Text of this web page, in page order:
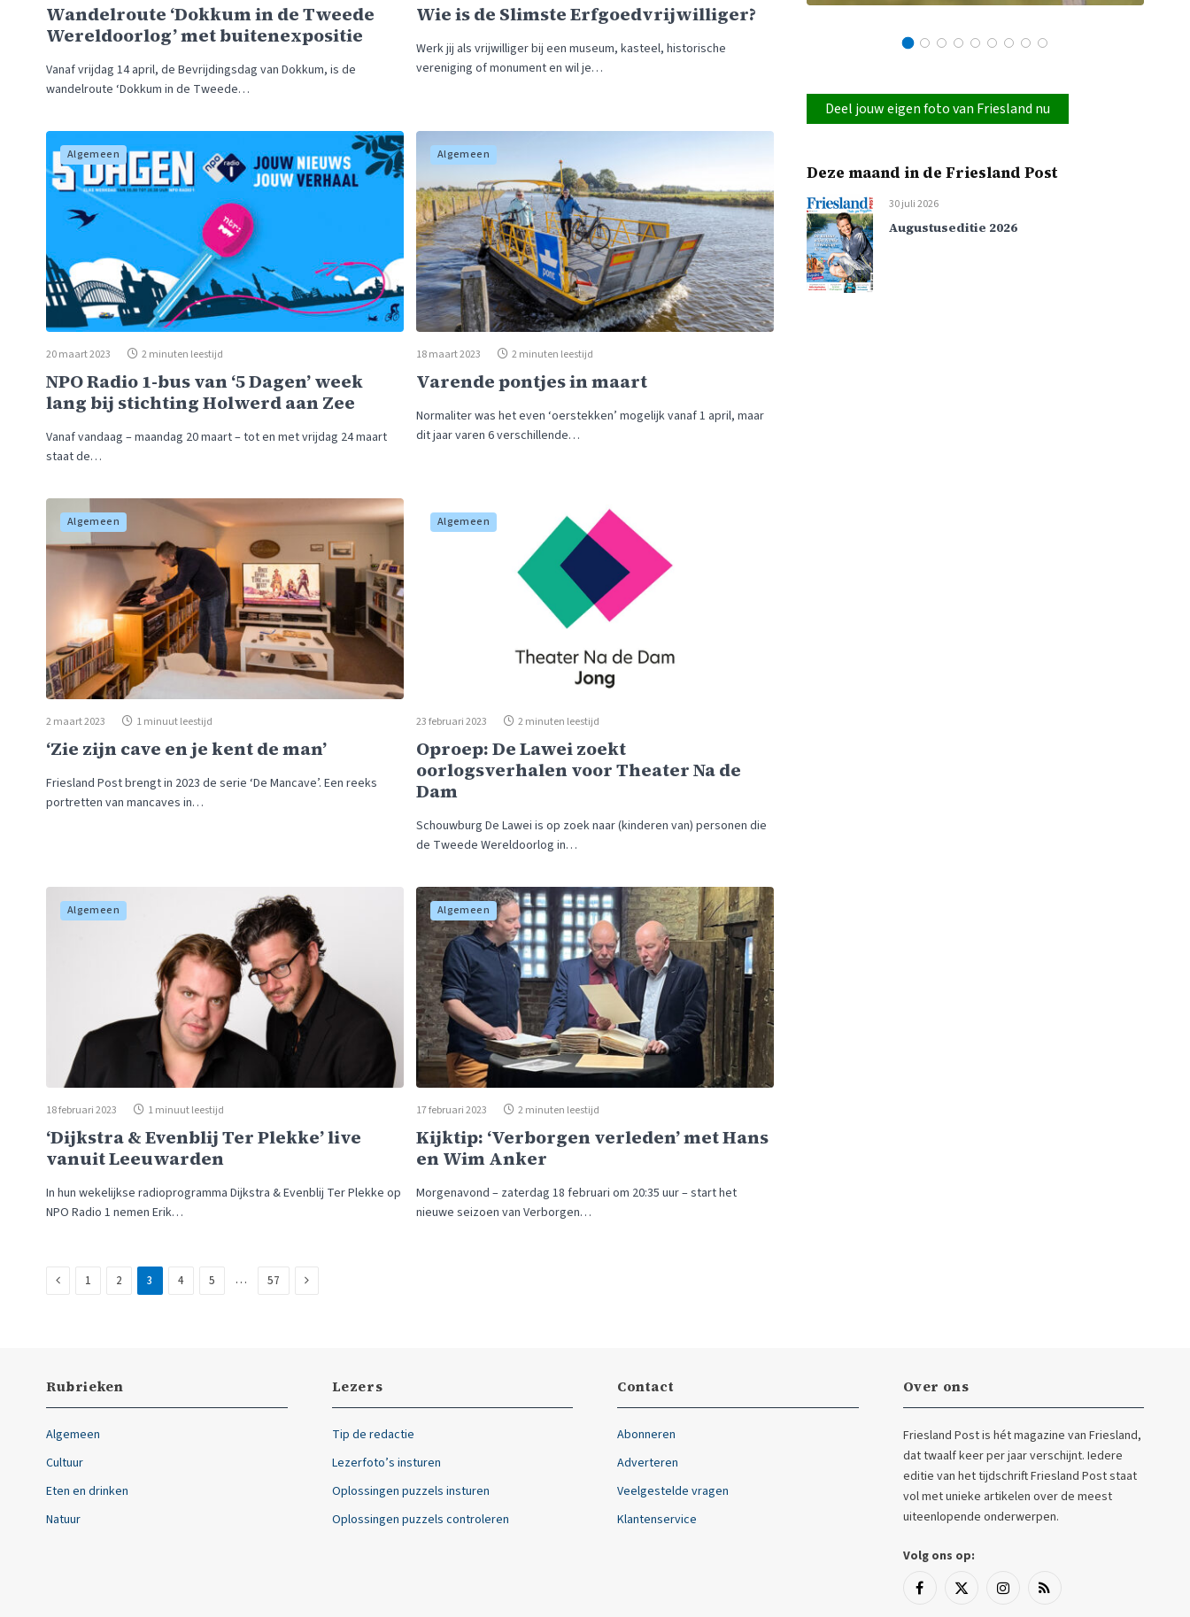
Wandelroute ‘Dokkum in de Tweede
Wereldoorlog’ met buitenexpositie
Vanaf vrijdag 14 april, de Bevrijdingsdag van Dokkum, is de
wandelroute ‘Dokkum in de Tweede…
Wie is de Slimste Erfgoedvrijwilliger?
Werk jij als vrijwilliger bij een museum, kasteel, historische
vereniging of monument en wil je…
Algemeen
20 maart 2023 2 minuten leestijd
NPO Radio 1-bus van ‘5 Dagen’ week
lang bij stichting Holwerd aan Zee
Vanaf vandaag – maandag 20 maart – tot en met vrijdag 24 maart
staat de…
Algemeen
18 maart 2023 2 minuten leestijd
Varende pontjes in maart
Normaliter was het even ‘oerstekken’ mogelijk vanaf 1 april, maar
dit jaar varen 6 verschillende…
Algemeen
2 maart 2023 1 minuut leestijd
‘Zie zijn cave en je kent de man’
Friesland Post brengt in 2023 de serie ‘De Mancave’. Een reeks
portretten van mancaves in…
Algemeen
23 februari 2023 2 minuten leestijd
Oproep: De Lawei zoekt
oorlogsverhalen voor Theater Na de
Dam
Schouwburg De Lawei is op zoek naar (kinderen van) personen die
de Tweede Wereldoorlog in…
Algemeen
18 februari 2023 1 minuut leestijd
‘Dijkstra & Evenblij Ter Plekke’ live
vanuit Leeuwarden
In hun wekelijkse radioprogramma Dijkstra & Evenblij Ter Plekke op
NPO Radio 1 nemen Erik…
Algemeen
17 februari 2023 2 minuten leestijd
Kijktip: ‘Verborgen verleden’ met Hans
en Wim Anker
Morgenavond – zaterdag 18 februari om 20:35 uur – start het
nieuwe seizoen van Verborgen…
Previous
1 2 3 4 5 … 57 Next
Deel jouw eigen foto van Friesland nu
Deze maand in de Friesland Post
30 juli 2026
Augustuseditie 2026
Rubrieken
Algemeen
Cultuur
Eten en drinken
Natuur
Lezers
Tip de redactie
Lezerfoto’s insturen
Oplossingen puzzels insturen
Oplossingen puzzels controleren
Contact
Abonneren
Adverteren
Veelgestelde vragen
Klantenservice
Over ons
Friesland Post is hét magazine van Friesland,
dat twaalf keer per jaar verschijnt. Iedere
editie van het tijdschrift Friesland Post staat
vol met unieke artikelen over de meest
uiteenlopende onderwerpen.
Volg ons op:
Facebook
X
InstagramRSS